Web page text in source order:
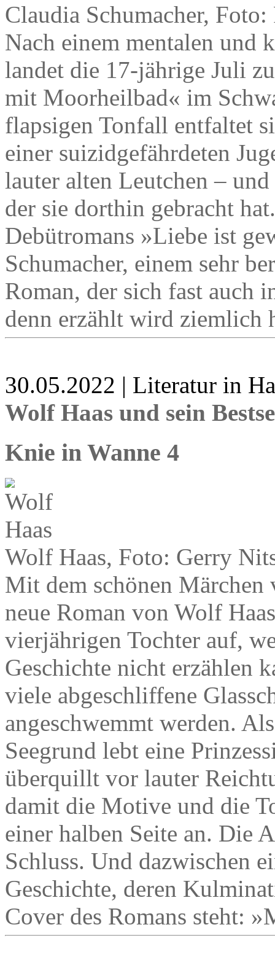
Claudia Schumacher, Foto:
Nach einem mentalen und
landet die 17-jährige Juli
mit Moorheilbad« im
flapsigen Tonfall entfaltet
einer suizidgefährdeten
lauter alten Leutchen –
der sie dorthin gebracht
Debütromans »Liebe ist
Schumacher, einem sehr
Roman, der sich fast auch
denn erzählt wird ziemlich
30.05.2022 | Literatur in
Wolf Haas und sein
Knie in Wanne 4
Wolf Haas, Foto: Gerry
Mit dem schönen Märchen
neue Roman von Wolf
vierjährigen Tochter auf,
Geschichte nicht erzählen
viele abgeschliffene
angeschwemmt werden.
Seegrund lebt eine
überquillt vor lauter
damit die Motive und die
einer halben Seite an. Die
Schluss. Und dazwischen
Geschichte, deren
Cover des Romans steht: